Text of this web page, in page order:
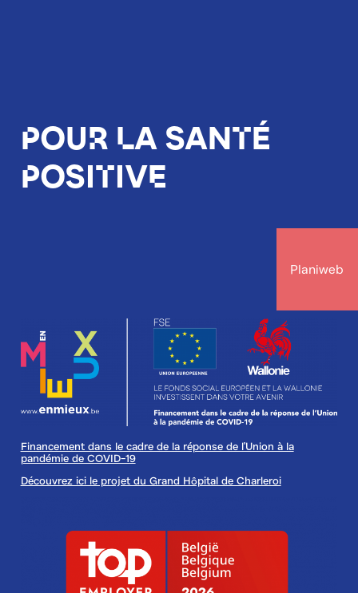
Pour la santé
positive
Planiweb
Financement dans le cadre de la réponse de l'Union à la
pandémie de COVID-19
Découvrez ici le projet du Grand Hôpital de Charleroi